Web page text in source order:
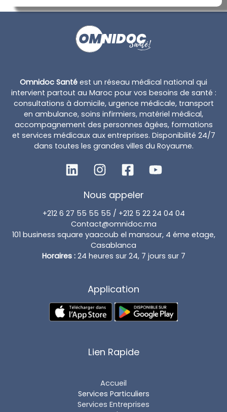
Omnidoc Santé est un réseau médical national qui
intervient partout au Maroc pour vos besoins de santé :
consultations à domicile, urgence médicale, transport
en ambulance, soins infirmiers, matériel médical,
accompagnement des personnes âgées, formations
et services médicaux aux entreprises. Disponibilité 24/7
dans toutes les grandes villes du Royaume.
Nous appeler
+212 6 27 55 55 55 / +212 5 22 24 04 04
Contact@omnidoc.ma
101 business square yaacoub el mansour, 4 éme etage,
Casablanca
Horaires : 24 heures sur 24, 7 jours sur 7
Application
Lien Rapide
Accueil
Services Particuliers
Services Entreprises